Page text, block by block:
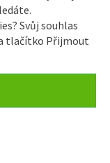
Svůj souhlas
tlačítko Přijmout
TEFCOLD SKB-4.1